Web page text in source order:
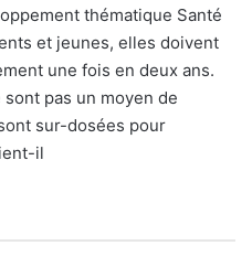
thématique Santé
et jeunes, elles doivent
une fois en deux ans.
pas un moyen de
sur-dosées pour
il